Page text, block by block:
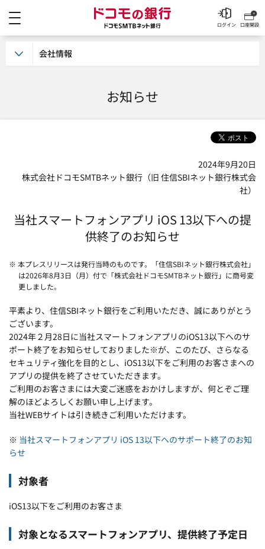
ドコモの銀行 ドコモ
口座開設
ログイン
お知らせ
2024年9月20日
株式会社ドコモSMTBネット銀行（旧 住信SBIネット銀行株式会
社）
当社スマートフォンアプリ iOS 13以下への提
供終了のお知らせ
※ 本プレスリリースは発行当時のものです。「住信SBIネット銀行株式会社」
は2026年8月3日（月）付で「株式会社ドコモSMTBネット銀行」に商号変
更しました。
平素より、住信SBIネット銀行をご利用いただき、誠にありがとう
ございます。
2024年２月28日に当社スマートフォンアプリのiOS13以下へのサ
ポート終了をお知らせしておりました※が、このたび、さらなる
セキュリティ強化を目的とし、iOS13以下をご利用のお客さまへの
アプリの提供を終了させていただきます。
ご利用のお客さまには大変ご迷惑をおかけしますが、何とぞご理
解のほどよろしくお願い申し上げます。
当社WEBサイトは引き続きご利用いただけます。
※ 当社スマートフォンアプリ iOS 13以下へのサポート終了のお知
らせ
対象者
iOS13以下をご利用のお客さま
対象となるスマートフォンアプリ、提供終了予定日
会社情報